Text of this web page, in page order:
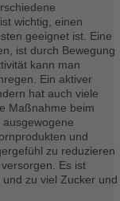
wichtig, einen
geeignet ist. Eine
ist durch Bewegung
kann man
Ein aktiver
hat auch viele
Maßnahme beim
und
zu reduzieren
Es ist
zu viel Zucker und